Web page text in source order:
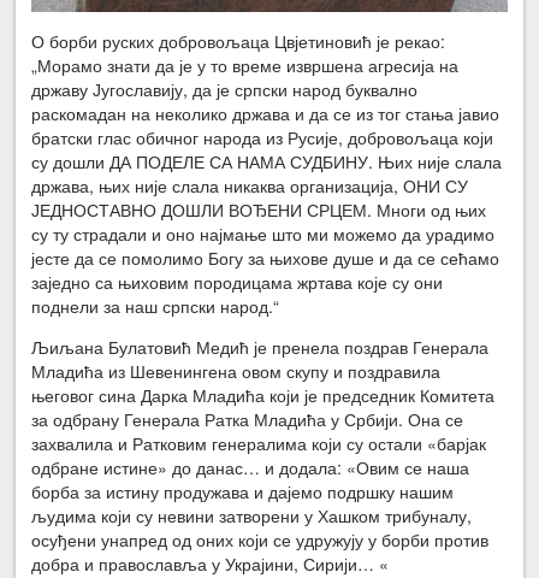
О борби руских добровољаца Цвјетиновић је рекао:
„Морамо знати да је у то време извршена агресија на
државу Југославију, да је српски народ буквално
раскомадан на неколико држава и да се из тог стања јавио
братски глас обичног народа из Русије, добровољаца који
су дошли ДА ПОДЕЛЕ СА НАМА СУДБИНУ. Њих није слала
држава, њих није слала никаква организација, ОНИ СУ
ЈЕДНОСТАВНО ДОШЛИ ВОЂЕНИ СРЦЕМ. Многи од њих
су ту страдали и оно најмање што ми можемо да урадимо
јесте да се помолимо Богу за њихове душе и да се сећамо
заједно са њиховим породицама жртава које су они
поднели за наш српски народ.“
Љиљана Булатовић Медић је пренела поздрав Генерала
Младића из Шевенингена овом скупу и поздравила
његовог сина Дарка Младића који је председник Комитета
за одбрану Генерала Ратка Младића у Србији. Она се
захвалила и Ратковим генералима који су остали «барјак
одбране истине» до данас… и додала: «Овим се наша
борба за истину продужава и дајемо подршку нашим
људима који су невини затворени у Хашком трибуналу,
осуђени унапред од оних који се удружују у борби против
добра и православља у Украјини, Сирији… «